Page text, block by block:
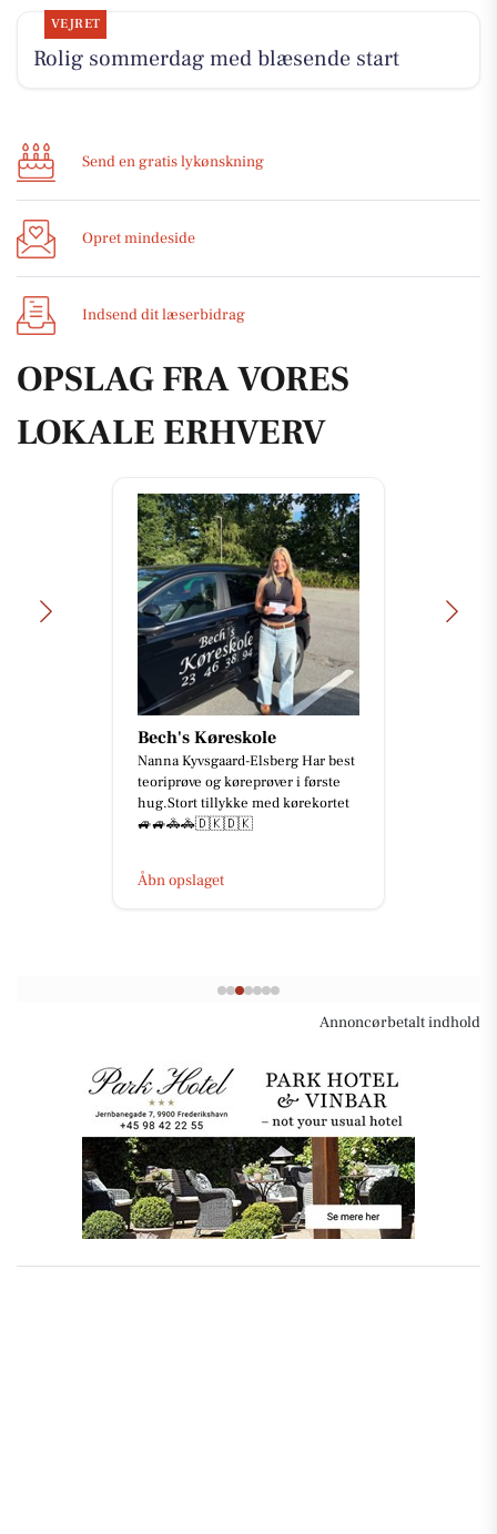
VEJRET
Rolig sommerdag med blæsende start
Send en gratis lykønskning
Opret mindeside
Indsend dit læserbidrag
OPSLAG FRA VORES
LOKALE ERHVERV
Bech's Køreskole
Nanna Kyvsgaard-Elsberg Har best
teoriprøve og køreprøver i første
hug.Stort tillykke med kørekortet
🚙🚙🚓🚓🇩🇰🇩🇰
Åbn opslaget
Annoncørbetalt indhold